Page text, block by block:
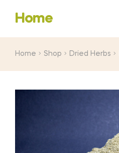
Home
Home Shop Dried Herbs